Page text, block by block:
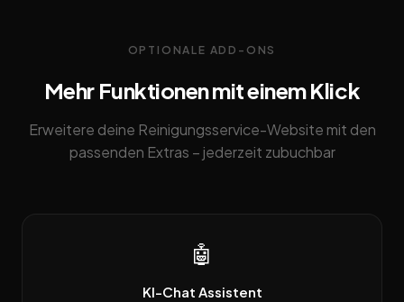
OPTIONALE ADD-ONS
Mehr Funktionen mit einem Klick
Erweitere deine Reinigungsservice-Website mit den
passenden Extras – jederzeit zubuchbar
🤖
KI-Chat Assistent